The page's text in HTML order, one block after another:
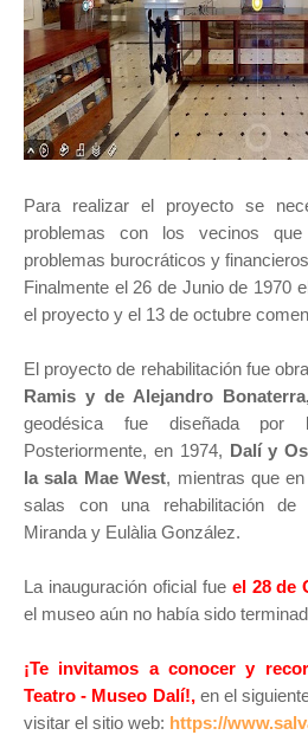
Para realizar el proyecto se
problemas con los vecinos
problemas burocráticos y
Finalmente el 26 de Junio de 1970
el proyecto y el 13 de octubre
El proyecto de rehabilitación fue
Ramis y de Alejandro
geodésica fue diseñada por
Posteriormente, en 1974, Dalí y
la sala Mae West, mientras que
salas con una rehabilitación de
Miranda y Eulàlia González.​
La inauguración oficial fue el 28 de
el museo aún no había sido
¡Te invitamos a conocer y
Teatro - Museo Dalí!, en el
visitar el sitio web: https://